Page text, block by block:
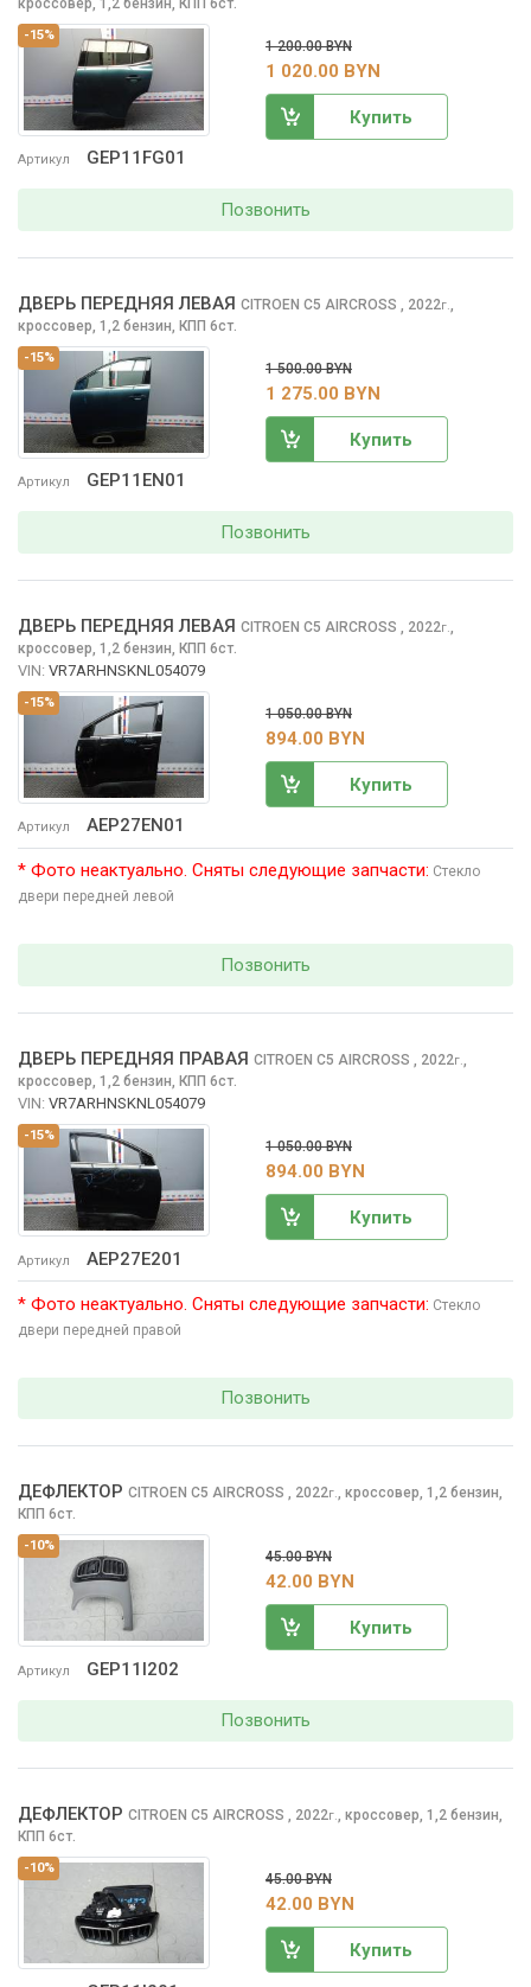
-15%
Артикул GEP11FG01
кроссовер, 1,2 бензин, КПП 6ст.
1 200.00 BYN
1 020.00 BYN
Купить
Позвонить
-15%
Артикул GEP11EN01
ДВЕРЬ ПЕРЕДНЯЯ ЛЕВАЯ CITROEN C5 AIRCROSS , 2022г.,
кроссовер, 1,2 бензин, КПП 6ст.
1 500.00 BYN
1 275.00 BYN
Купить
Позвонить
-15%
Артикул AEP27EN01
ДВЕРЬ ПЕРЕДНЯЯ ЛЕВАЯ CITROEN C5 AIRCROSS , 2022г.,
кроссовер, 1,2 бензин, КПП 6ст.
VIN: VR7ARHNSKNL054079
1 050.00 BYN
894.00 BYN
Купить
* Фото неактуально. Сняты следующие запчасти: Стекло
двери передней левой
Позвонить
-15%
Артикул AEP27E201
ДВЕРЬ ПЕРЕДНЯЯ ПРАВАЯ CITROEN C5 AIRCROSS , 2022г.,
кроссовер, 1,2 бензин, КПП 6ст.
VIN: VR7ARHNSKNL054079
1 050.00 BYN
894.00 BYN
Купить
* Фото неактуально. Сняты следующие запчасти: Стекло
двери передней правой
Позвонить
-10%
Артикул GEP11I202
ДЕФЛЕКТОР CITROEN C5 AIRCROSS , 2022г., кроссовер, 1,2 бензин,
КПП 6ст.
45.00 BYN
42.00 BYN
Купить
Позвонить
-10%
ДЕФЛЕКТОР CITROEN C5 AIRCROSS , 2022г., кроссовер, 1,2 бензин,
КПП 6ст.
45.00 BYN
42.00 BYN
Купить